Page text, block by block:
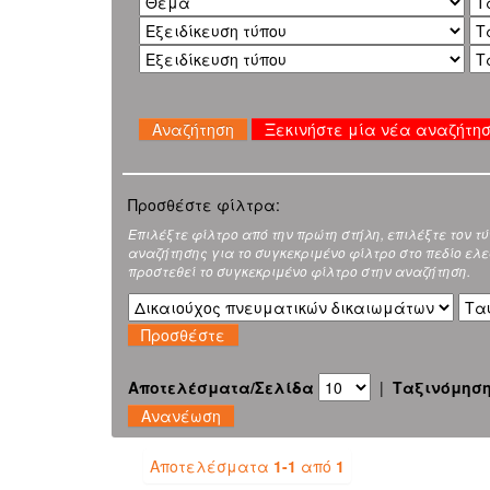
Ξεκινήστε μία νέα
Προσθέστε φίλτρα:
Επιλέξτε φίλτρο από την πρώτη στήλη, επιλέξτε τον
αναζήτησης για το συγκεκριμένο φίλτρο στο πεδίο
προστεθεί το συγκεκριμένο φίλτρο στην αναζήτηση.
Αποτελέσματα/Σελίδα |
Αποτελέσματα 1-1 από 1